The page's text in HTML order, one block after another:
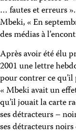
… fautes et erreurs
Mbeki, « En
des médias à
Après avoir été élu
2001 une lettre
pour contrer ce
« Mbeki avait un
qu’il jouait la carte
ses détracteurs –
ses détracteurs noirs